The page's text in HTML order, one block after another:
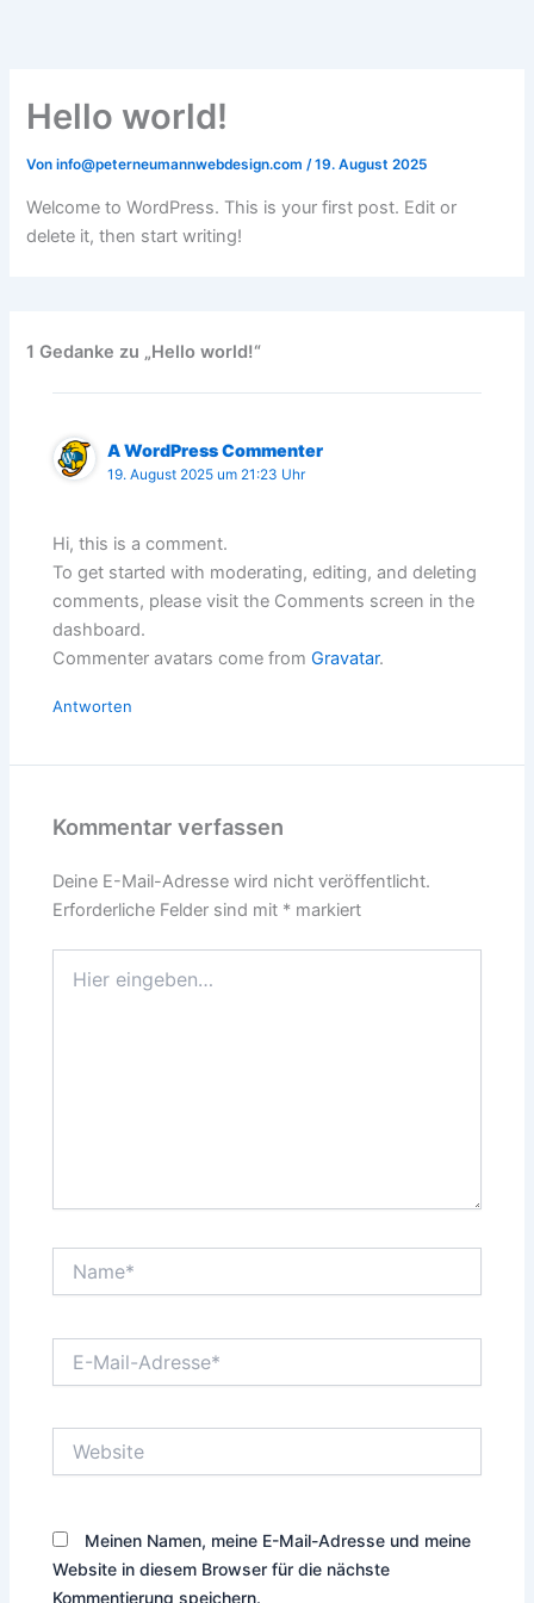
Hello world!
Voninfo@peterneumannwebdesign.com/19. August 2025
Welcome to WordPress. This is your first post. Edit or
delete it, then start writing!
1 Gedanke zu „Hello world!“
A WordPress Commenter
19. August 2025 um 21:23 Uhr
Hi, this is a comment.
To get started with moderating, editing, and deleting
comments, please visit the Comments screen in the
dashboard.
Commenter avatars come fromGravatar.
Antworten
Kommentar verfassen
Deine E-Mail-Adresse wird nicht veröffentlicht.
Erforderliche Felder sind mit * markiert
eingeben…
Mail-
Meinen Namen, meine E-Mail-Adresse und meine
Website in diesem Browser für die nächste
Kommentierung speichern.